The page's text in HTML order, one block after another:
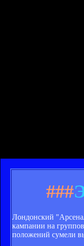
###
Лондонский
кампании на
положений сумели